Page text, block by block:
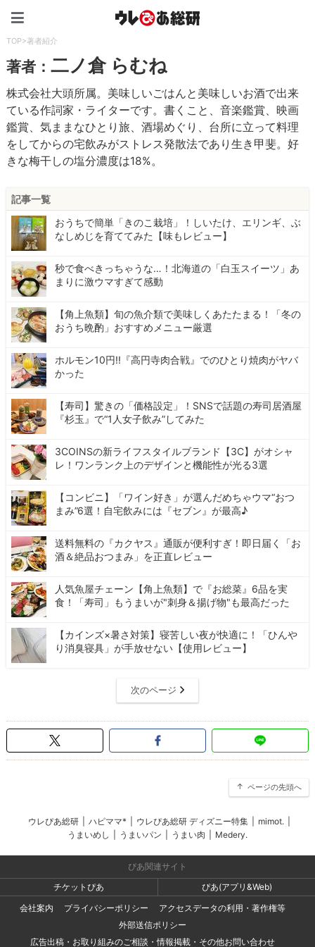
TOP>著者紹介
著者：二ノ倉 らむね
株式会社大頭所属。美味しいごはんと美味しいお酒で出来
ている作詞家・ライターです。書くこと、音楽鑑賞、映画
鑑賞、気ままなひとり旅、酒場めぐり、台所に立って料理
をしてからの宅飲みがストレス発散法であり生き甲斐。好
きな梅干しの塩分濃度は18%。
記事一覧
おうちで簡単「きのこ栽培」！しいたけ、エリンギ、ぶ
なしめじを育ててみた【味もレビュー】
秒で食べきっちゃうな…！北海道の「白玉スイーツ」あ
まりに激ウマすぎて感動
【角上魚類】旬の魚介類で美味しくあたたまる！「冬の
おうち晩酌」おすすめメニュー厳選
ホルモン10円!!『高円寺肉合戦』でのひとり焼肉がヤバ
かった
【寿司】驚きの「価格設定」！SNSで話題の寿司居酒屋
『杉玉』で“1人女子飲み”してみた
3COINSの新ライフスタイルブランド【3C】がオシャ
レ！ワンランク上のデザインと機能性が光る3選
【コンビニ】「ワイン好き」が選んだめちゃウマ“おつ
まみ”6選！自宅飲みには『セブン』が最高♪
送料無料の『カクヤス』通販が便利すぎ！即日届く「お
酒＆絶品おつまみ」を正直レビュー
人気魚屋チェーン【角上魚類】で『お総菜』6品を実
食！「寿司」もうまいが"刺身＆揚げ物"も最高だった
【カインズ×暑さ対策】寝苦しい夜が快適に！「ひんや
り消臭寝具」が手放せない【使用レビュー】
次のページ
ページの先頭へ
ウレぴあ総研 ハピママ* ウレぴあ総研 ディズニー特集 mimot.
うまいめし
うまいパン うまい肉 Medery.
ぴあ関連サイト
チケットぴあ
ぴあ(アプリ&Web)
会社案内
プライバシーポリシー
アクセスデータの利用・著作権等
外部送信ポリシー
広告出稿・お取り組みのご相談・情報掲載・その他お問い合わせ